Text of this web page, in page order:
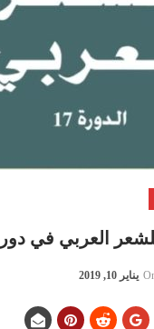
العربي في
يناير 10, 2019